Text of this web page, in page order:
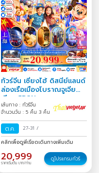
ทัวร์จีน เซี่ยงไฮ้ ดิสนีย์แลนด์
ล่องเรือเมืองโบราณจูเจีย
เจียว 5D3N
เส้นทาง : ทัวร์จีน
จำนวนวัน : 5 คืน 3 คืน
ต.ค. 27-31 /
คลิกเพื่อดูพีเรียดเดินทางเพิ่มเติม
20,999
ราคาเริ่มต้น บาท/ท่าน
ดูโปรแกรมทัวร์